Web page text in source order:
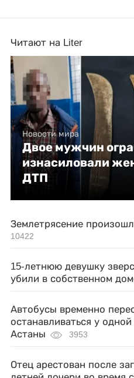
Читают на Liter
Новости мира
Двое мужчин
изнасиловали
ДТП
Землетрясение
10422
15-летнюю девушку
убили в собственном
Автобусы временно
останавливаться у
Астаны
3953
Отец арестован после